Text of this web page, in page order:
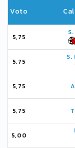
Voto
5,75
5,75
S.
5,75
5,75
5,00